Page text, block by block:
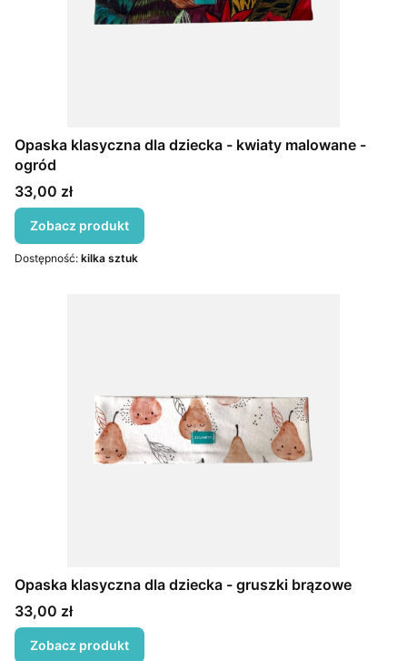
Opaska klasyczna dla dziecka - kwiaty malowane -
ogród
Cena
33,00 zł
Zobacz produkt
Dostępność: kilka sztuk
Opaska klasyczna dla dziecka - gruszki brązowe
Cena
33,00 zł
Zobacz produkt